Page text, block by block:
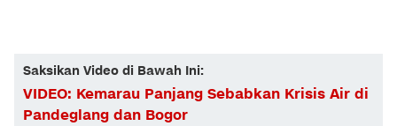
Saksikan Video di Bawah Ini:
VIDEO: Kemarau Panjang Sebabkan Krisis Air di
Pandeglang dan Bogor